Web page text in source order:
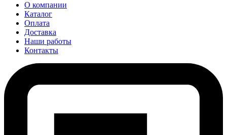
О компании
Каталог
Оплата
Доставка
Наши работы
Контакты